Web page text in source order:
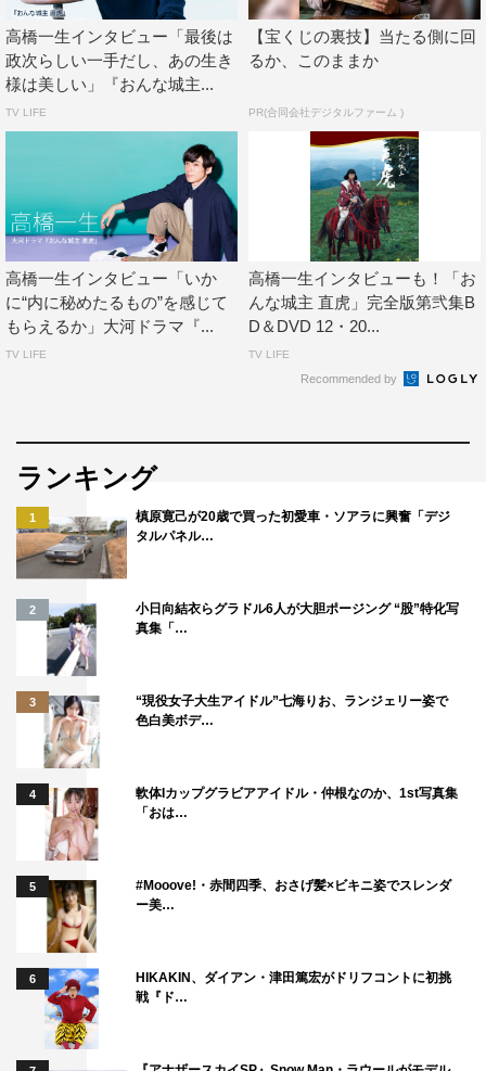
収録時間：各本編845分＋特典映像（分数未定）
＜特典映像（予定）＞
高橋一生インタビュー
「気賀」メイキング featuring ムロツヨシ
2分プレマップ 城主編
スペシャルムービー
・「おんな城主 直虎」城主ライブ編／「おんな城主 直
虎」城主女子会編
＜封入特典＞
特製ブックレット
発行：NHKエンタープライズ
販売元：ポニーキャニオン
©2017 NHK
「おんな城主 直虎」ブルーレイ＆DVD特設サイト：
https://naotora.ponycanyon.co.jp/
柴咲コウ 高橋一生
高橋一生インタビュー「最後は
政次らしい一手だし、あの生き
様は美しい」『おんな城主...
TV LIFE
【宝くじの裏技】当たる側に回
るか、このままか
PR(合同会社デジタルファーム )
高橋一生インタビュー「いか
に“内に秘めたるもの”を感じて
もらえるか」大河ドラマ『...
TV LIFE
高橋一生インタビューも！「お
んな城主 直虎」完全版第弐集B
D＆DVD 12・20...
TV LIFE
Recommended by
ランキング
1
槙原寛己が20歳で買った初愛車・ソアラに興奮「デジ
タルパネル…
2
小日向結衣らグラドル6人が大胆ポージング “股”特化写
真集「…
3
“現役女子大生アイドル”七海りお、ランジェリー姿で
色白美ボデ…
4
軟体Iカップグラビアアイドル・仲根なのか、1st写真集
「おは…
5
#Mooove!・赤間四季、おさげ髪×ビキニ姿でスレンダ
ー美…
6
HIKAKIN、ダイアン・津田篤宏がドリフコントに初挑
戦『ド…